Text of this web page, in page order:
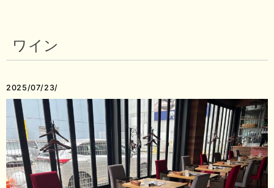
ワイン
2025/07/23/